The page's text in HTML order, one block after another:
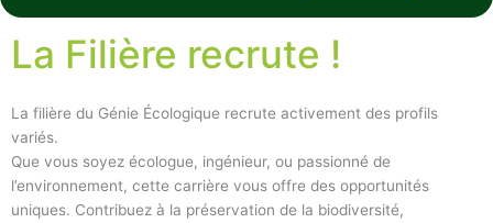
La Filière recrute !
La filière du Génie Écologique recrute activement des profils
variés.
Que vous soyez écologue, ingénieur, ou passionné de
l’environnement, cette carrière vous offre des opportunités
uniques. Contribuez à la préservation de la biodiversité,